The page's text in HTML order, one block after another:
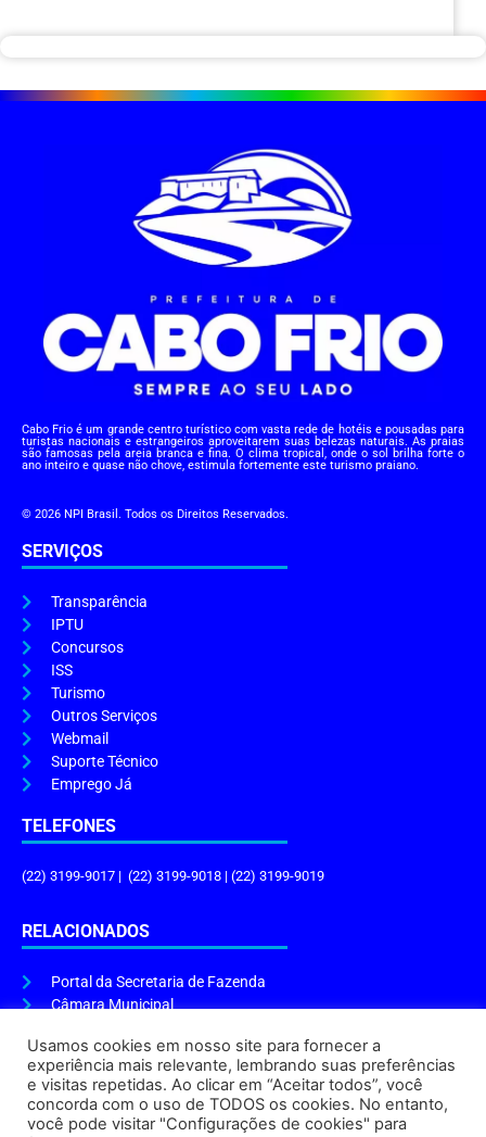
Cabo Frio é um grande centro turístico com vasta rede de hotéis e pousadas para
turistas nacionais e estrangeiros aproveitarem suas belezas naturais. As praias
são famosas pela areia branca e fina. O clima tropical, onde o sol brilha forte o
ano inteiro e quase não chove, estimula fortemente este turismo praiano.
© 2026 NPI Brasil. Todos os Direitos Reservados.
SERVIÇOS
Transparência
IPTU
Concursos
ISS
Turismo
Outros Serviços
Webmail
Suporte Técnico
Emprego Já
TELEFONES
(22) 3199-9017 | (22) 3199-9018 | (22) 3199-9019
RELACIONADOS
Portal da Secretaria de Fazenda
Câmara Municipal
ENDEREÇO E HORÁRIO
Endereço:Praça Tiradentes, s/n – Centro, Cabo Frio – RJ, 28906-290
Usamos cookies em nosso site para fornecer a
experiência mais relevante, lembrando suas preferências
e visitas repetidas. Ao clicar em “Aceitar todos”, você
concorda com o uso de TODOS os cookies. No entanto,
você pode visitar "Configurações de cookies" para